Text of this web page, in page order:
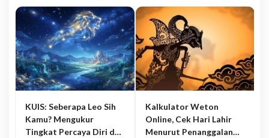
KUIS: Seberapa Leo Sih
Kamu? Mengukur
Tingkat Percaya Diri dan
Kalkulator Weton
Online, Cek Hari Lahir
Menurut Penanggalan